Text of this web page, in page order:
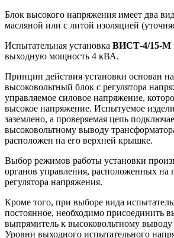
Блок высокого напряжения имеет два
масляной или с литой изоляцией
Испытательная установка ВИСТ-4/15-М
выходную мощность 4 кВА.
Принцип действия установки основан
высоковольтный блок с регулятора
управляемое силовое напряжение,
высокое напряжение. Испытуемое
заземлено, а проверяемая цепь
высоковольтному выводу
расположен на его верхней крышке.
Выбор режимов работы установки
органов управления, расположенных на
регулятора напряжения.
Кроме того, при выборе вида
постоянное, необходимо присоединить
выпрямитель к высоковольтному выводу
Уровни выходного испытательного